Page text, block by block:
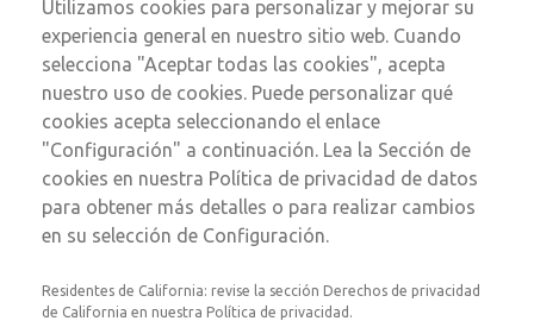
Cuenta
Registrarse
Inscribirse
1/8", BSP/NPT, Montaje remoto,
3/2, Baja presión, Piloto externo,
Solenoide simple
Compatible con todos los solenoides para áreas seguras y
inoxidable o latón
Utilizamos cookies para personalizar y mejorar su
experiencia general en nuestro sitio web. Cuando
selecciona "Aceptar todas las cookies", acepta
nuestro uso de cookies. Puede personalizar qué
cookies acepta seleccionando el enlace
"Configuración" a continuación. Lea la Sección de
cookies en nuestra Política de privacidad de datos
para obtener más detalles o para realizar cambios
en su selección de Configuración.
Residentes de California: revise la sección Derechos de privacidad
de California en nuestra Política de privacidad.